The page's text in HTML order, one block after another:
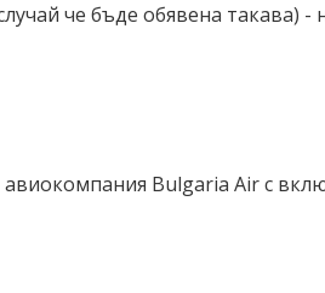
че бъде обявена такава) -
Bulgaria Air с